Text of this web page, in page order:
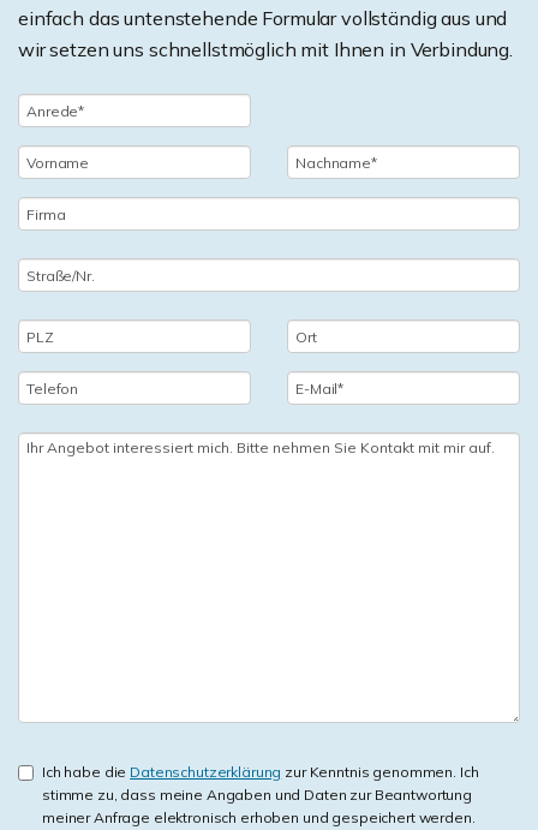
einfach das untenstehende Formular vollständig aus und
wir setzen uns schnellstmöglich mit Ihnen in Verbindung.
Ich habe die Datenschutzerklärung zur Kenntnis genommen. Ich
stimme zu, dass meine Angaben und Daten zur Beantwortung
meiner Anfrage elektronisch erhoben und gespeichert werden.